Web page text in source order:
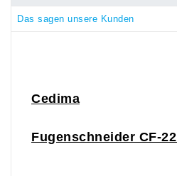
Das sagen unsere Kunden
Cedima
Fugenschneider CF-22